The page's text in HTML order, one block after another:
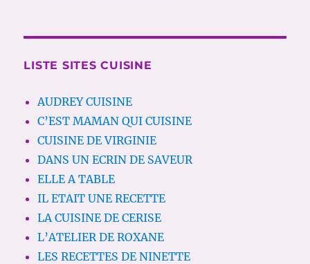
LISTE SITES CUISINE
AUDREY CUISINE
C’EST MAMAN QUI CUISINE
CUISINE DE VIRGINIE
DANS UN ECRIN DE SAVEUR
ELLE A TABLE
IL ETAIT UNE RECETTE
LA CUISINE DE CERISE
L’ATELIER DE ROXANE
LES RECETTES DE NINETTE